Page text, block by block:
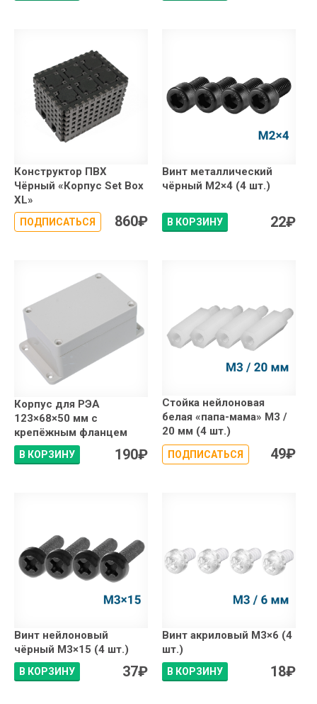
Конструктор ПВХ
Чёрный «Корпус Set Box
XL»
ПОДПИСАТЬСЯ 860₽
Винт металлический
чёрный М2×4 (4 шт.)
В КОРЗИНУ 22₽
Корпус для РЭА
123×68×50 мм с
крепёжным фланцем
В КОРЗИНУ 190₽
Стойка нейлоновая
белая «папа-мама» М3 /
20 мм (4 шт.)
ПОДПИСАТЬСЯ 49₽
Винт нейлоновый
чёрный М3×15 (4 шт.)
В КОРЗИНУ 37₽
Винт акриловый М3×6 (4
шт.)
В КОРЗИНУ 18₽